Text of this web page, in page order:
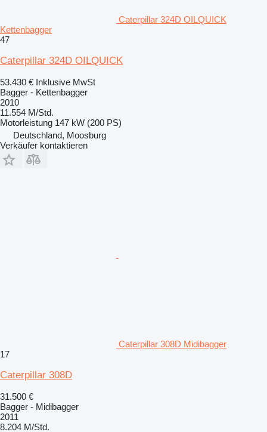
Caterpillar 324D OILQUICK
Kettenbagger
47
Caterpillar 324D OILQUICK
53.430 € Inklusive MwSt
Bagger - Kettenbagger
2010
11.554 M/Std.
Motorleistung 147 kW (200 PS)
Deutschland, Moosburg
Verkäufer kontaktieren
Caterpillar 308D Midibagger
17
Caterpillar 308D
31.500 €
Bagger - Midibagger
2011
8.204 M/Std.